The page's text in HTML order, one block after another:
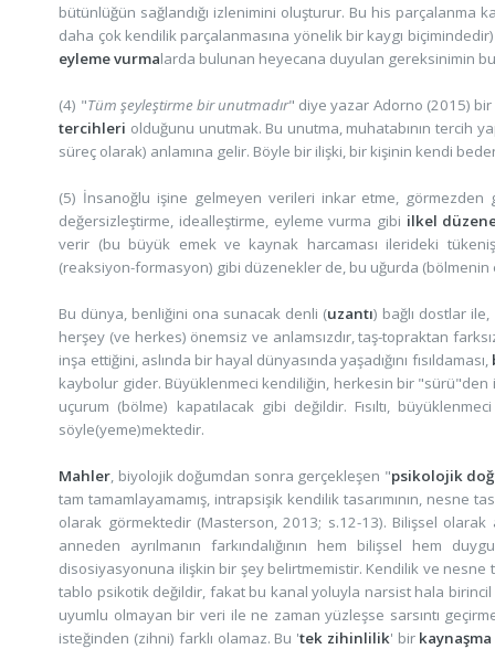
bütünlüğün sağlandığı izlenimini oluşturur. Bu his parçalanma
daha çok kendilik parçalanmasına yönelik bir kaygı
eyleme vurmalarda bulunan heyecana duyulan gereksinimin
(4) "Tüm şeyleştirme bir unutmadır" diye yazar Adorno (2015)
tercihleri olduğunu unutmak. Bu unutma, muhatabının tercih
süreç olarak) anlamına gelir. Böyle bir ilişki, bir kişinin kendi
(5) İnsanoğlu işine gelmeyen verileri inkar etme,
değersizleştirme, idealleştirme, eyleme vurma gibi ilkel
verir (bu büyük emek ve kaynak harcaması ilerideki tükenişi
(reaksiyon-formasyon) gibi düzenekler de, bu uğurda (bölmenin
Bu dünya, benliğini ona sunacak denli (uzantı) bağlı dostlar ile,
herşey (ve herkes) önemsiz ve anlamsızdır, taş-topraktan
inşa ettiğini, aslında bir hayal dünyasında yaşadığını fısıldaması,
kaybolur gider. Büyüklenmeci kendiliğin, herkesin bir "sürü"den
uçurum (bölme) kapatılacak gibi değildir. Fısıltı,
söyle(yeme)mektedir.
Mahler, biyolojik doğumdan sonra gerçekleşen "psikolojik
tam tamamlayamamış, intrapsişik kendilik tasarımının, nesne
olarak görmektedir (Masterson, 2013; s.12-13). Bilişsel
anneden ayrılmanın farkındalığının hem bilişsel hem
disosiyasyonuna ilişkin bir şey belirtmemistir. Kendilik ve nesne
tablo psikotik değildir, fakat bu kanal yoluyla narsist hala
uyumlu olmayan bir veri ile ne zaman yüzleşse sarsıntı
isteğinden (zihni) farklı olamaz. Bu 'tek zihinlilik' bir kaynaşma